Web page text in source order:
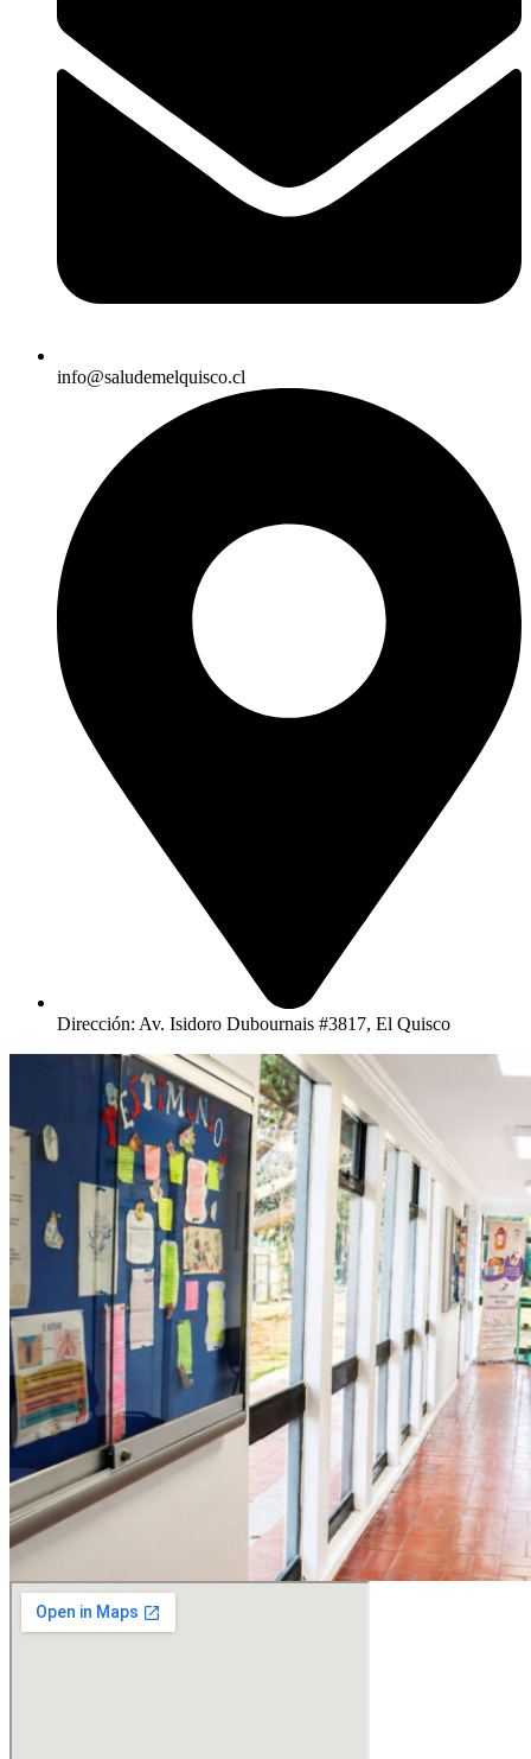
info@saludemelquisco.cl
Dirección: Av. Isidoro Dubournais #3817, El Quisco